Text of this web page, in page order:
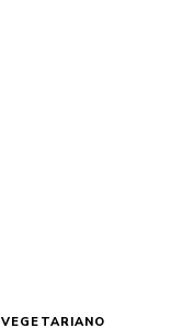
VEGETARIANO